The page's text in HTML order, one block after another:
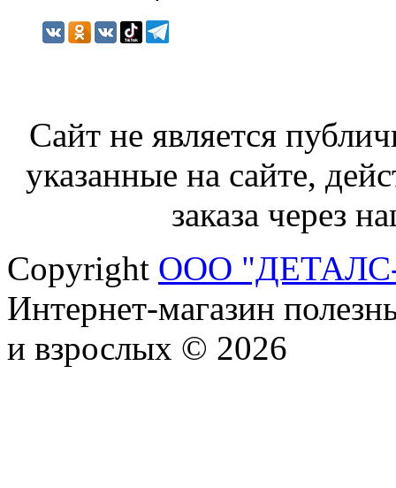
Сайт не является
указанные на сайте,
заказа через
Copyright ООО
Интернет-магазин
и взрослых © 2026